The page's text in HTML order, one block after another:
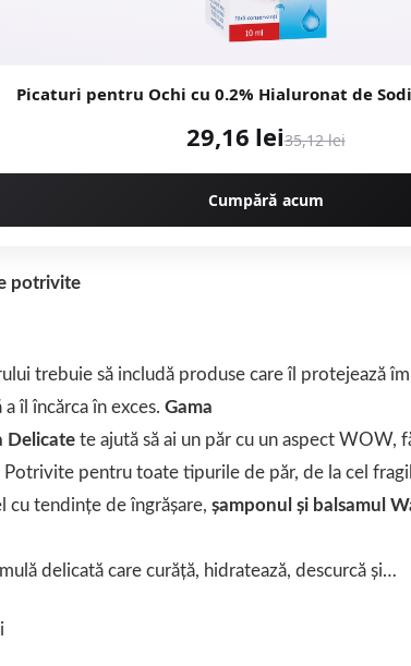
Picaturi pentru Ochi cu 0.2% Hialuronat de
29,16 lei35,12 lei
Cumpără acum
potrivite
trebuie să includă produse care îl protejează
îl încărca în exces. Gama
Delicate te ajută să ai un păr cu un aspect WOW,
pentru toate tipurile de păr, de la cel
cu tendințe de îngrășare, șamponul și balsamul
delicată care curăță, hidratează, descurcă și…